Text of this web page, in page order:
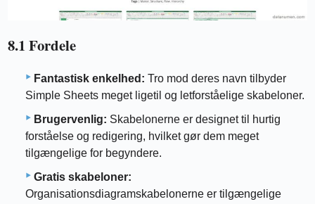
8.1 Fordele
Fantastisk enkelhed: Tro mod deres navn tilbyder
Simple Sheets meget ligetil og letforståelige skabeloner.
Brugervenlig: Skabelonerne er designet til hurtig
forståelse og redigering, hvilket gør dem meget
tilgængelige for begyndere.
Gratis skabeloner:
Organisationsdiagramskabelonerne er tilgængelige